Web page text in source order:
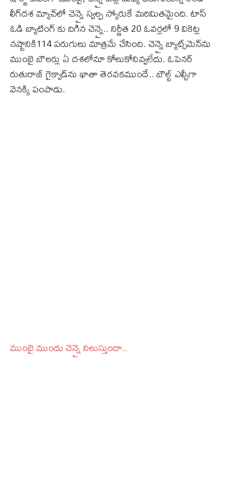
లీగ్‌దశ మ్యాచ్‌లో చెన్నై స్వల్ప స్కోరుకే మరిమితమైంది. టాస్
ఓడి బ్యాటింగ్ కు దిగిన చెన్నై.. నిర్ణీత 20 ఓవర్లలో 9 వికెట్ల
నష్టానికి114 పరుగులు మాత్రమే చేసింది. చెన్నై బ్యాట్స్‌మెన్‌ను
ముంబై బౌలర్లు ఏ దశలోనూ కోలుకోనివ్వలేదు. ఓపెనర్‌
రుతురాజ్‌ గైక్వాడ్‌ను ఖాతా తెరవకముందే.. బౌల్ట్ ఎల్బీగా
వెనక్కి పంపాడు.
ముంబై ముందు చెన్నై నిలుస్తుందా..